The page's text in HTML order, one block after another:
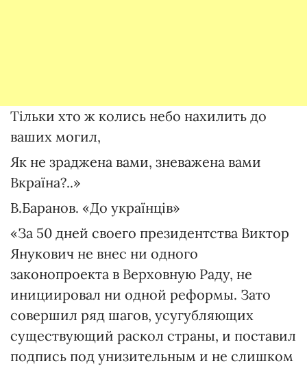
Тільки хто ж колись небо нахилить до
ваших могил,
Як не зраджена вами, зневажена вами
Вкраїна?..»
В.Баранов. «До українців»
«За 50 дней своего президентства Виктор
Янукович не внес ни одного
законопроекта в Верховную Раду, не
инициировал ни одной реформы. Зато
совершил ряд шагов, усугубляющих
существующий раскол страны, и поставил
подпись под унизительным и не слишком